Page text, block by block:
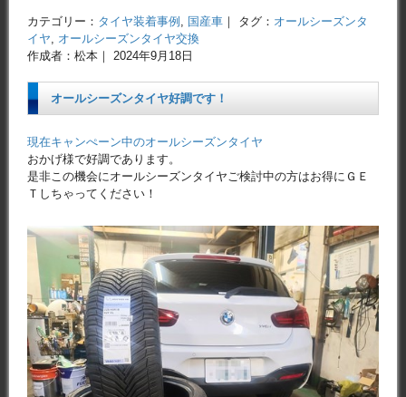
カテゴリー： タイヤ装着事例 国産車 ｜ タグ： オールシーズンタ
イヤ
オールシーズンタイヤ交換
作成者：松本｜ 2024年9月18日
オールシーズンタイヤ好調です！
現在キャンぺーン中のオールシーズンタイヤ
おかげ様で好調であります。
是非この機会にオールシーズンタイヤご検討中の方はお得にＧＥ
Ｔしちゃってください！